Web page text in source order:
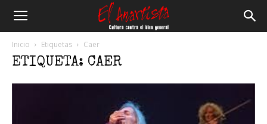
Inicio Etiquetas Caer
ETIQUETA: CAER